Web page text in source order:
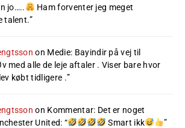
jo…..
Ham forventer jeg meget
talent.”
on Medie: Bayindir på vej til
med alle de leje aftaler . Viser bare hvor
købt tidligere .”
on Kommentar: Det er noget
United: “ Smart ikk ”